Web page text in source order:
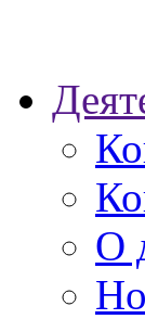
О